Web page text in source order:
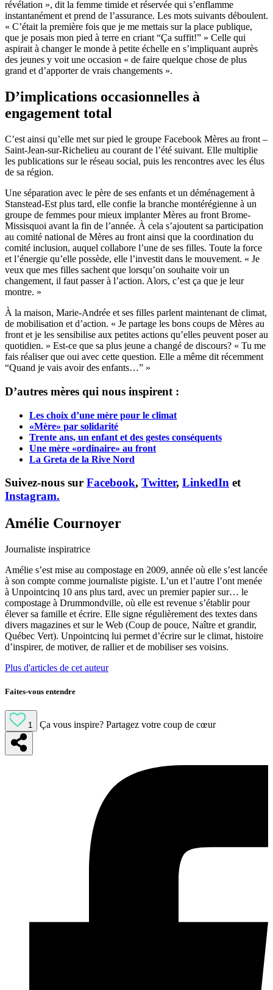
révélation », dit la femme timide et réservée qui s’enflamme
instantanément et prend de l’assurance. Les mots suivants déboulent.
« C’était la première fois que je me mettais sur la place publique,
que je posais mon pied à terre en criant “Ça suffit!” » Celle qui
aspirait à changer le monde à petite échelle en s’impliquant auprès
des jeunes y voit une occasion « de faire quelque chose de plus
grand et d’apporter de vrais changements ».
D’implications occasionnelles à
engagement total
C’est ainsi qu’elle met sur pied le groupe Facebook Mères au front –
Saint-Jean-sur-Richelieu au courant de l’été suivant. Elle multiplie
les publications sur le réseau social, puis les rencontres avec les élus
de sa région.
Une séparation avec le père de ses enfants et un déménagement à
Stanstead-Est plus tard, elle confie la branche montérégienne à un
groupe de femmes pour mieux implanter Mères au front Brome-
Missisquoi avant la fin de l’année. À cela s’ajoutent sa participation
au comité national de Mères au front ainsi que la coordination du
comité inclusion, auquel collabore l’une de ses filles. Toute la force
et l’énergie qu’elle possède, elle l’investit dans le mouvement. « Je
veux que mes filles sachent que lorsqu’on souhaite voir un
changement, il faut passer à l’action. Alors, c’est ça que je leur
montre. »
À la maison, Marie-Andrée et ses filles parlent maintenant de climat,
de mobilisation et d’action. « Je partage les bons coups de Mères au
front et je les sensibilise aux petites actions qu’elles peuvent poser au
quotidien. » Est-ce que sa plus jeune a changé de discours? « Tu me
fais réaliser que oui avec cette question. Elle a même dit récemment
“Quand je vais avoir des enfants…” »
D’autres mères qui nous inspirent :
Les choix d’une mère pour le climat
«Mère» par solidarité
Trente ans, un enfant et des gestes conséquents
Une mère «ordinaire» au front
La Greta de la Rive Nord
Suivez-nous sur Facebook, Twitter, LinkedIn et
Instagram.
Amélie Cournoyer
Journaliste inspiratrice
Amélie s’est mise au compostage en 2009, année où elle s’est lancée
à son compte comme journaliste pigiste. L’un et l’autre l’ont menée
à Unpointcinq 10 ans plus tard, avec un premier papier sur… le
compostage à Drummondville, où elle est revenue s’établir pour
élever sa famille et écrire. Elle signe régulièrement des textes dans
divers magazines et sur le Web (Coup de pouce, Naître et grandir,
Québec Vert). Unpointcinq lui permet d’écrire sur le climat, histoire
d’inspirer, de motiver, de rallier et de mobiliser ses voisins.
Plus d'articles de cet auteur
Faites-vous entendre
1 Ça vous inspire? Partagez votre coup de cœur